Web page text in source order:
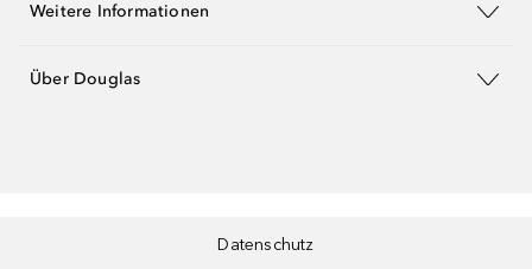
Weitere Informationen
Über Douglas
Datenschutz